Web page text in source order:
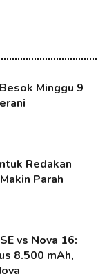
Minggu 9
Redakan
Parah
vs Nova 16:
8.500 mAh,